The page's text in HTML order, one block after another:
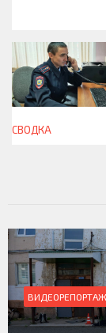
СЕГОДНЯ, 13:00
СВОДКА